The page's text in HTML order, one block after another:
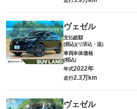
ヴェゼル
支払総額
(税込)(リ済込・追)
車両本体価格
(税込)
年式2022年
走行2.3万km
ヴェゼル